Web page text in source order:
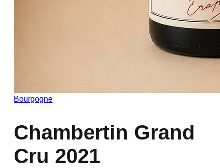
Bourgogne
Chambertin Grand
Cru 2021